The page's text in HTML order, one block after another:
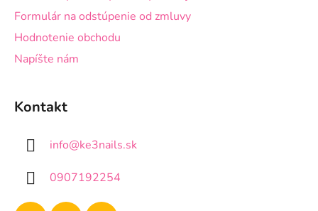
Formulár na odstúpenie od zmluvy
Hodnotenie obchodu
Napíšte nám
Kontakt
info@ke3nails.sk
0907192254